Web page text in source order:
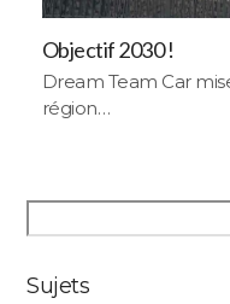
Objectif 2030 !
Dream Team Car
région…
Sujets